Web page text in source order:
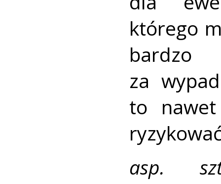
którego
bardzo
za
to
asp.